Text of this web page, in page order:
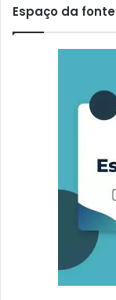
Espaço da fonte